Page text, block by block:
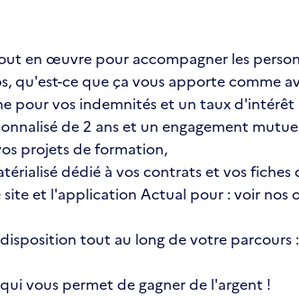
en œuvre pour accompagner les
qu'est-ce que ça vous apporte comme
pour vos indemnités et un taux d'intérêt
de 2 ans et un engagement
projets de formation,
dédié à vos contrats et vos fiches
site et l'application Actual pour : voir
tout au long de votre parcours
vous permet de gagner de l'argent !